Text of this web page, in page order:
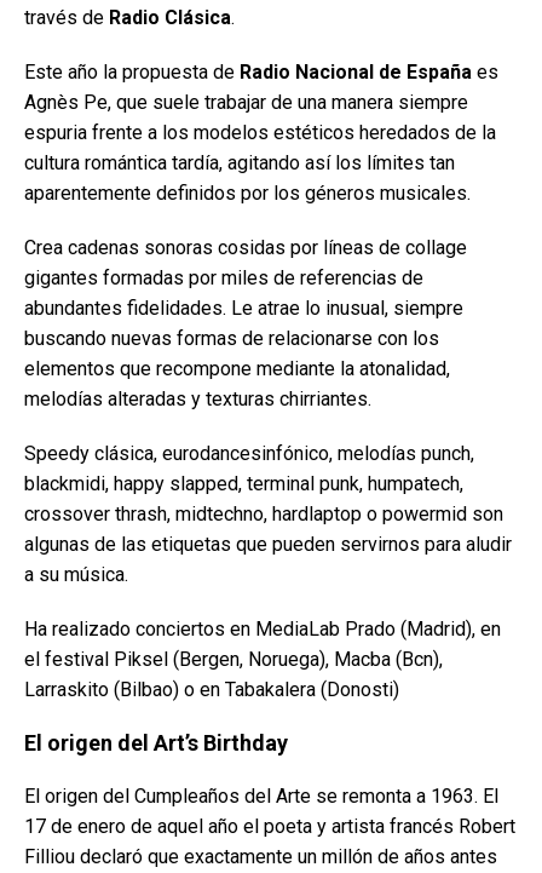
través de Radio Clásica.
Este año la propuesta de Radio Nacional de España es
Agnès Pe, que suele trabajar de una manera siempre
espuria frente a los modelos estéticos heredados de la
cultura romántica tardía, agitando así los límites tan
aparentemente definidos por los géneros musicales.
Crea cadenas sonoras cosidas por líneas de collage
gigantes formadas por miles de referencias de
abundantes fidelidades. Le atrae lo inusual, siempre
buscando nuevas formas de relacionarse con los
elementos que recompone mediante la atonalidad,
melodías alteradas y texturas chirriantes.
Speedy clásica, eurodancesinfónico, melodías punch,
blackmidi, happy slapped, terminal punk, humpatech,
crossover thrash, midtechno, hardlaptop o powermid son
algunas de las etiquetas que pueden servirnos para aludir
a su música.
Ha realizado conciertos en MediaLab Prado (Madrid), en
el festival Piksel (Bergen, Noruega), Macba (Bcn),
Larraskito (Bilbao) o en Tabakalera (Donosti)
El origen del Art’s Birthday
El origen del Cumpleaños del Arte se remonta a 1963. El
17 de enero de aquel año el poeta y artista francés Robert
Filliou declaró que exactamente un millón de años antes